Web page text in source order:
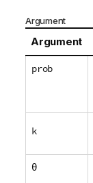
Argument
Argument
prob
k
θ